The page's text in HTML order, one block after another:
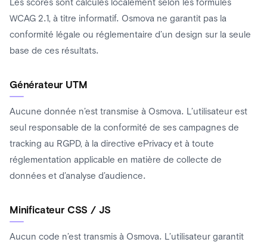
WCAG 2.1, à titre informatif. Osmova ne garantit pas la
conformité légale ou réglementaire d’un design sur la seule
base de ces résultats.
Générateur UTM
Aucune donnée n’est transmise à Osmova. L’utilisateur est
seul responsable de la conformité de ses campagnes de
tracking au RGPD, à la directive ePrivacy et à toute
réglementation applicable en matière de collecte de
données et d’analyse d’audience.
Minificateur CSS / JS
Aucun code n’est transmis à Osmova. L’utilisateur garantit